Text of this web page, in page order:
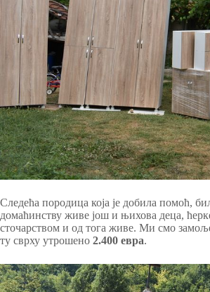
Следећа породица која је добила помоћ,
домаћинству живе још и њихова деца,
сточарством и од тога живе. Ми смо
ту сврху утрошено 2.400 евра.